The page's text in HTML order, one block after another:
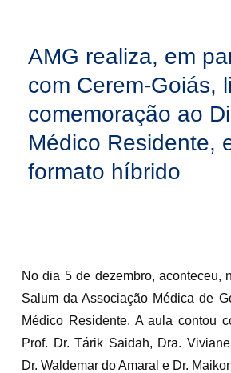
AMG realiza, em
com Cerem-Goiás,
comemoração ao
Médico Residente,
formato híbrido
No dia 5 de dezembro, aconteceu,
Salum da Associação Médica de
Médico Residente. A aula contou
Prof. Dr. Tárik Saidah, Dra.
Dr. Waldemar do Amaral e Dr.